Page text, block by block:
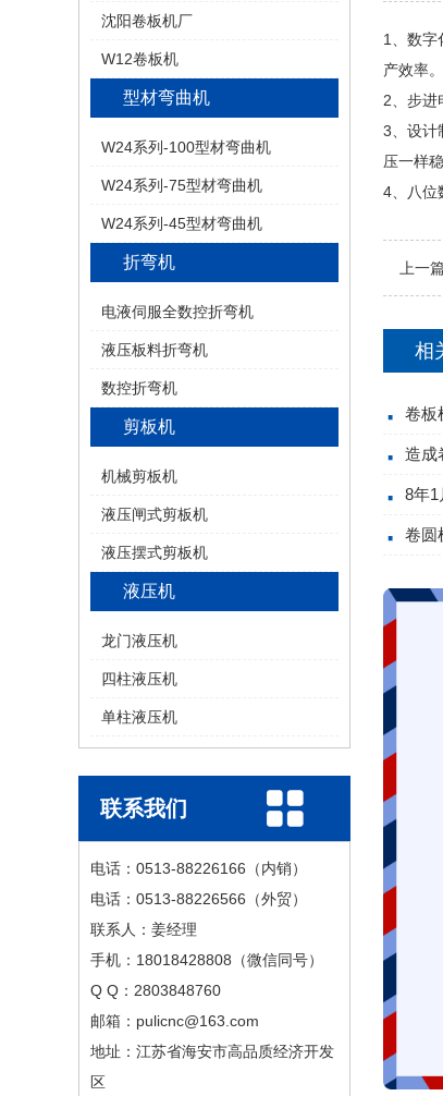
沈阳卷板机厂
W12卷板机
型材弯曲机
W24系列-100型材弯曲机
W24系列-75型材弯曲机
W24系列-45型材弯曲机
折弯机
电液伺服全数控折弯机
液压板料折弯机
数控折弯机
剪板机
机械剪板机
液压闸式剪板机
液压摆式剪板机
液压机
龙门液压机
四柱液压机
单柱液压机
联系我们
电话：0513-88226166（内销）
电话：0513-88226566（外贸）
联系人：姜经理
手机：18018428808（微信同号）
Q Q：2803848760
邮箱：pulicnc@163.com
地址：江苏省海安市高品质经济开发
区
1、数字
产效率。
2、步进
3、设计
压一样稳
4、八位
上一
相
卷板
造成
8年1
卷圆